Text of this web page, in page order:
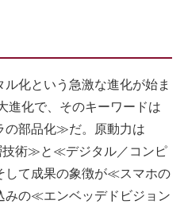
化という急激な進化が始ま
進化で、そのキーワードは
部品化≫だ。原動力は
術≫と≪デジタル／コンピ
して成果の象徴が≪スマホの
の≪エンベッデドビジョン